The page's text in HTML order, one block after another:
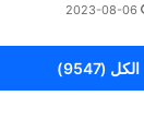
2023-08-06
الكل (9547)